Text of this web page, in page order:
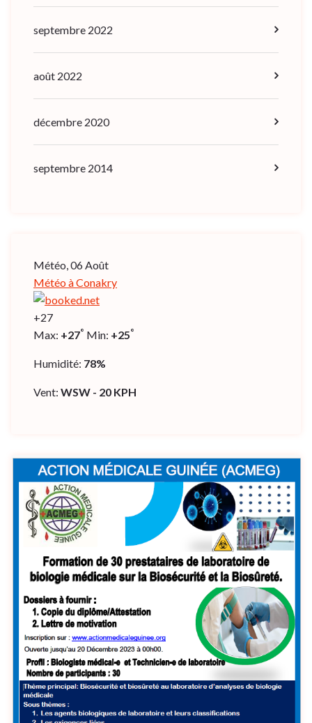
septembre 2022
août 2022
décembre 2020
septembre 2014
Météo, 06 Août
Météo à Conakry
+27
Max: +27° Min: +25°
Humidité: 78%
Vent: WSW - 20 KPH